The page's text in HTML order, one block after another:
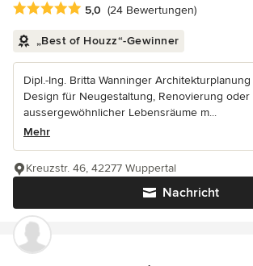
Durchschnittliche Bewertung: 5 von 5
5,0 (24 Bewertungen)
„Best of Houzz“-Gewinner
Dipl.-Ing. Britta Wanninger
Design für Neugestaltung, Renovierung oder
aussergewöhnlicher Lebensräume m...
Mehr
Nachricht
Kreuzstr. 46, 42277 Wuppertal